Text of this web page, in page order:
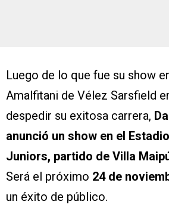
Luego de lo que fue su show
Amalfitani de Vélez Sarsfield
despedir su exitosa carrera,
anunció un show en el
Juniors, partido de Villa
Será el próximo 24 de
un éxito de público.